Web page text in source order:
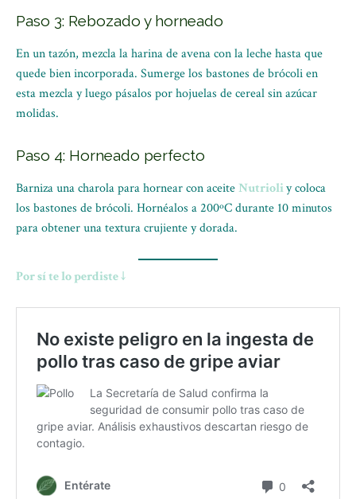
Paso 3: Rebozado y horneado
En un tazón, mezcla la harina de avena con la leche hasta que
quede bien incorporada. Sumerge los bastones de brócoli en
esta mezcla y luego pásalos por hojuelas de cereal sin azúcar
molidas.
Paso 4: Horneado perfecto
Barniza una charola para hornear con aceiteNutrioliy coloca
los bastones de brócoli. Hornéalos a 200ºC durante 10 minutos
para obtener una textura crujiente y dorada.
Por sí te lo perdiste ↓